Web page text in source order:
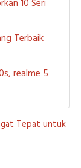
10 Seri
Terbaik
realme 5
Tepat untuk